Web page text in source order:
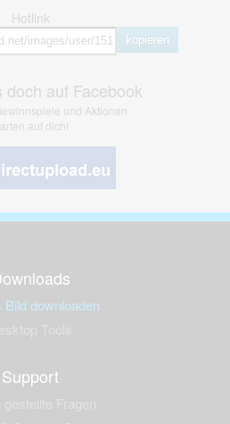
Hotlink
kopieren
doch auf Facebook
und Aktionen
auf dich!
Bild downloaden
Support